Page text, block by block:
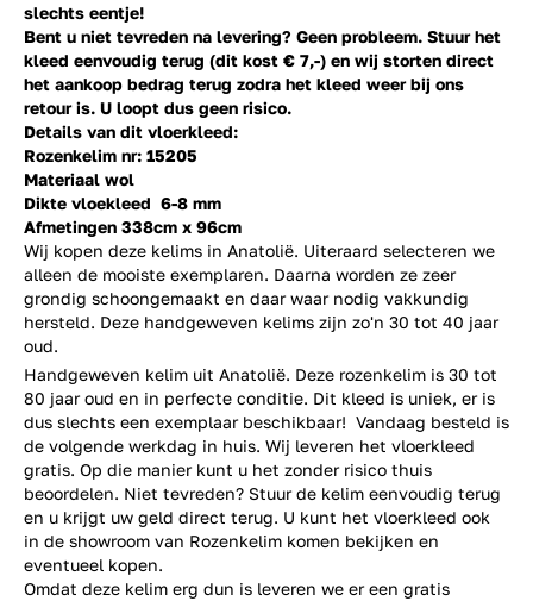
slechts eentje!
Bent u niet tevreden na levering? Geen probleem. Stuur het
kleed eenvoudig terug (dit kost € 7,-) en wij storten direct
het aankoop bedrag terug zodra het kleed weer bij ons
retour is. U loopt dus geen risico.
Details van dit vloerkleed:
Rozenkelim nr: 15205
Materiaal wol
Dikte vloekleed 6-8 mm
Afmetingen 338cm x 96cm
Wij kopen deze kelims in Anatolië. Uiteraard selecteren we
alleen de mooiste exemplaren. Daarna worden ze zeer
grondig schoongemaakt en daar waar nodig vakkundig
hersteld. Deze handgeweven kelims zijn zo'n 30 tot 40 jaar
oud.
Handgeweven kelim uit Anatolië. Deze rozenkelim is 30 tot
80 jaar oud en in perfecte conditie. Dit kleed is uniek, er is
dus slechts een exemplaar beschikbaar! Vandaag besteld is
de volgende werkdag in huis. Wij leveren het vloerkleed
gratis. Op die manier kunt u het zonder risico thuis
beoordelen. Niet tevreden? Stuur de kelim eenvoudig terug
en u krijgt uw geld direct terug. U kunt het vloerkleed ook
in de showroom van Rozenkelim komen bekijken en
eventueel kopen.
Omdat deze kelim erg dun is leveren we er een gratis